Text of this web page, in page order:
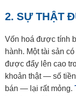
2. SỰ THẬT
Vốn hoá được tính
hành. Một tài sản
được đẩy lên cao
khoản thật — số
bán — lại rất mỏng.